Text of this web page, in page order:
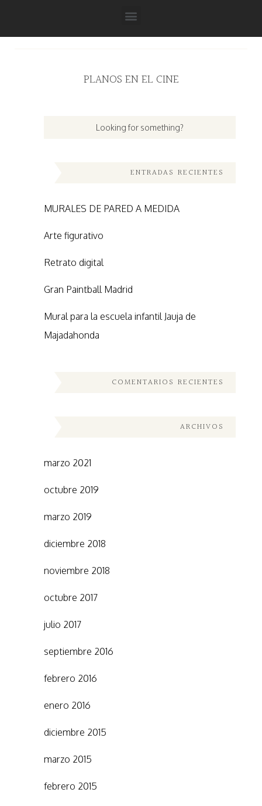
PLANOS EN EL CINE
ENTRADAS RECIENTES
MURALES DE PARED A MEDIDA
Arte figurativo
Retrato digital
Gran Paintball Madrid
Mural para la escuela infantil Jauja de
Majadahonda
COMENTARIOS RECIENTES
ARCHIVOS
marzo 2021
octubre 2019
marzo 2019
diciembre 2018
noviembre 2018
octubre 2017
julio 2017
septiembre 2016
febrero 2016
enero 2016
diciembre 2015
marzo 2015
febrero 2015